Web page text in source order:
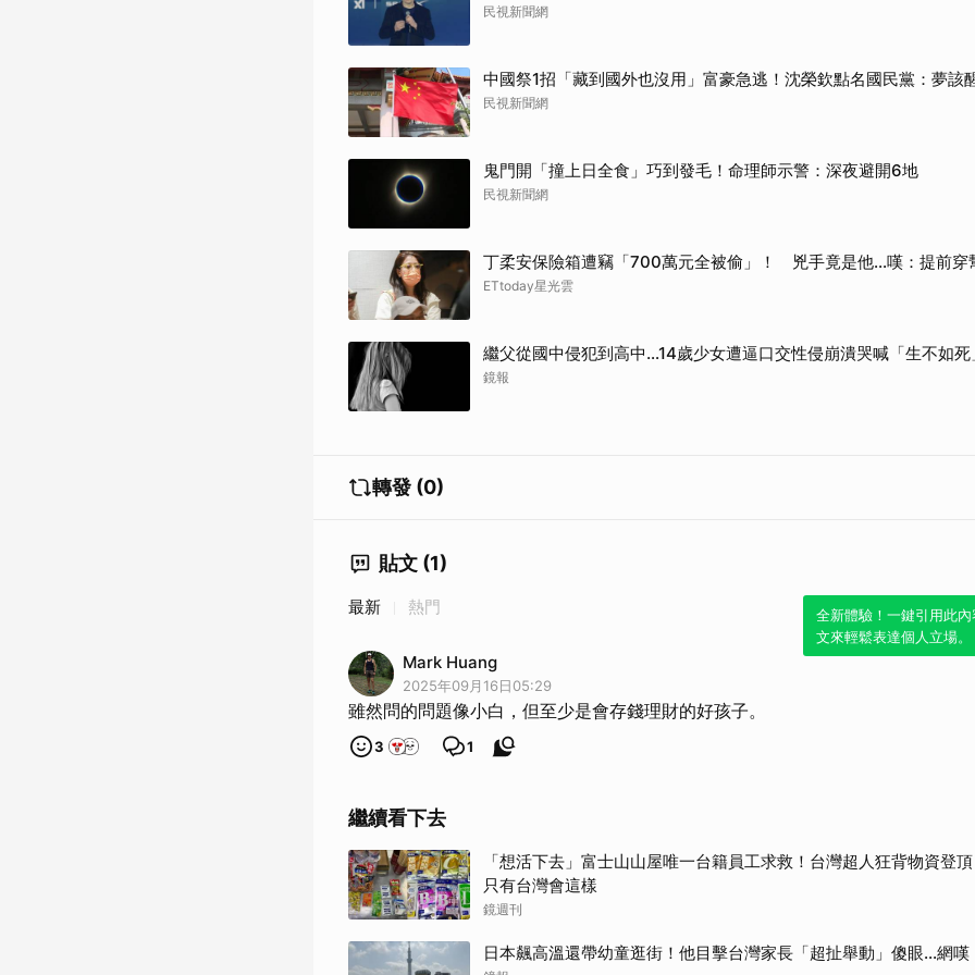
民視新聞網
中國祭1招「藏到國外也沒用」富豪急逃！沈榮欽點名國民黨：夢該
民視新聞網
鬼門開「撞上日全食」巧到發毛！命理師示警：深夜避開6地
民視新聞網
丁柔安保險箱遭竊「700萬元全被偷」！ 兇手竟是他...嘆：提前穿
ETtoday星光雲
繼父從國中侵犯到高中…14歲少女遭逼口交性侵崩潰哭喊「生不如死
鏡報
轉發 (0)
貼文 (1)
全新體驗！一鍵引用此
文來輕鬆表達個人立場。
最新 熱門
Mark Huang
2025年09月16日05:29
雖然問的問題像小白，但至少是會存錢理財的好孩子。
3 1
繼續看下去
「想活下去」富士山山屋唯一台籍員工求救！台灣超人狂背物資登
只有台灣會這樣
鏡週刊
日本飆高溫還帶幼童逛街！他目擊台灣家長「超扯舉動」傻眼...網